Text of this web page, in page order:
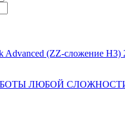
ЛЮБОЙ